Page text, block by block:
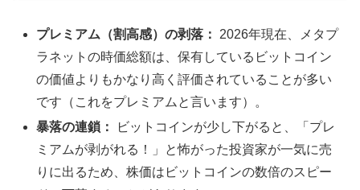
プレミアム（割高感）の剥落：
2026年現在、メタプ
ラネットの時価総額は、保有しているビットコイン
の価値よりもかなり高く評価されていることが多い
です（これをプレミアムと言います）。
暴落の連鎖：
ビットコインが少し下がると、「プレ
ミアムが剥がれる！」と怖がった投資家が一気に売
りに出るため、株価はビットコインの数倍のスピー